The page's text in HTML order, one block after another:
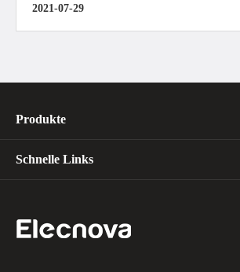
2021-07-29
Produkte
Schnelle Links